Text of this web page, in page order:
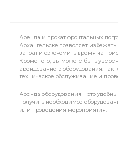
Аренда и прокат фронтальных
Архангельске позволяет
затрат и сэкономить время на
Кроме того, вы можете быть
арендованного оборудования, так
техническое обслуживание и
Аренда оборудования – это
получить необходимое
или проведения мероприятия.